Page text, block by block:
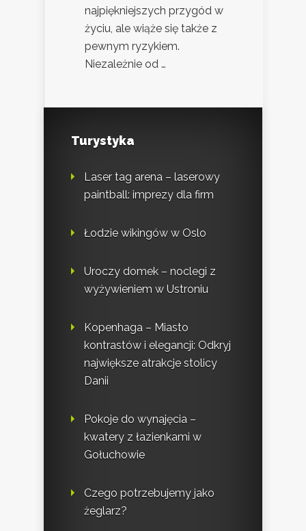
najpiękniejszych przygód w
życiu, ale wiąże się także z
pewnym ryzykiem.
Niezależnie od …
Turystyka
Laser tag arena – laserowy
paintball: imprezy dla firm
Łodzie wikingów w Oslo
Uroczy domek – noclegi z
wyżywieniem w Ustroniu
Kopenhaga – Miasto
kontrastów i elegancji: Odkryj
największe atrakcje stolicy
Danii
Pokoje do wynajęcia –
kwatery z łazienkami w
Gołuchowie
Czego potrzebujemy jako
żeglarz?